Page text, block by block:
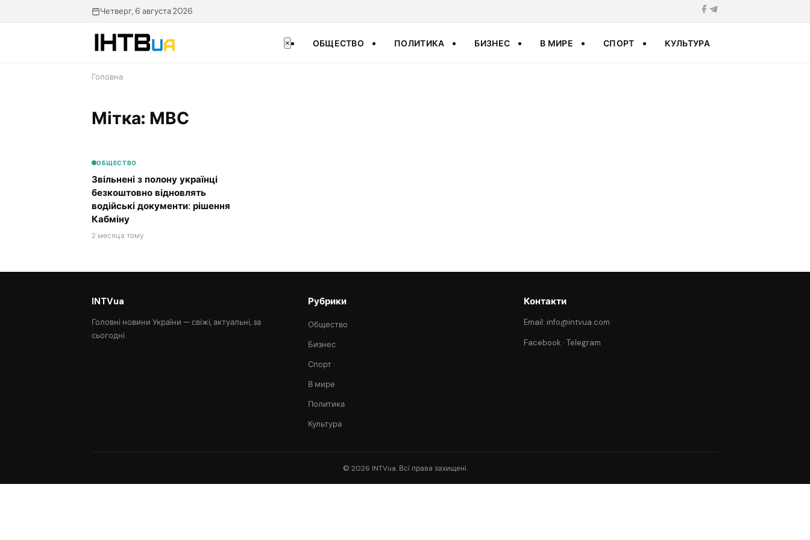
Четверг, 6 августа 2026
× ОБЩЕСТВО ПОЛИТИКА БИЗНЕС В МИРЕ СПОРТ КУЛЬТУРА
Головна
Мітка: МВС
ОБЩЕСТВО
Звільнені з полону українці
безкоштовно відновлять
водійські документи: рішення
Кабміну
2 месяца тому
INTVua
Головні новини України — свіжі, актуальні, за
сьогодні.
Рубрики
Общество
Бизнес
Спорт
В мире
Политика
Культура
Контакти
Email: info@intvua.com
Facebook ·Telegram
© 2026 INTVua. Всі права захищені.